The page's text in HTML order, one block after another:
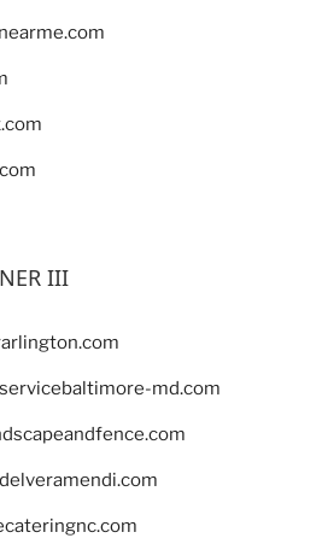
III
md.com